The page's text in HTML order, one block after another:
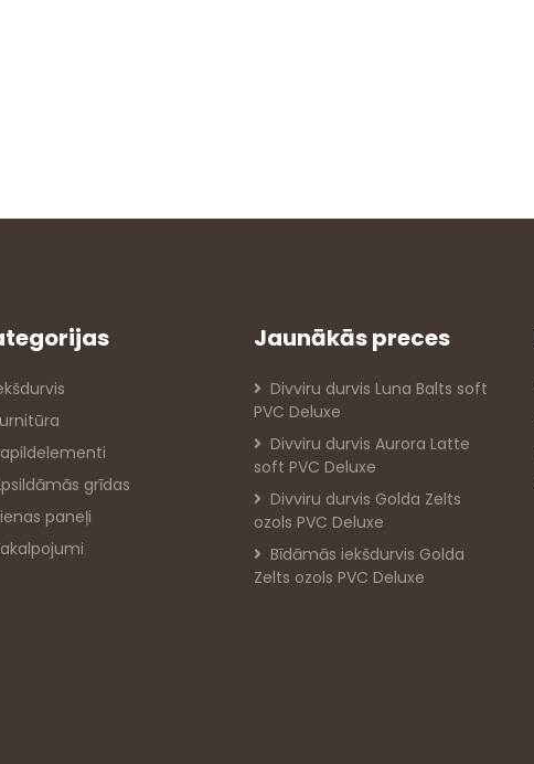
grīdas
paneļi
Jaunākās preces
Divviru durvis Luna Balts soft
PVC Deluxe
Divviru durvis Aurora Latte
soft PVC Deluxe
Divviru durvis Golda Zelts
ozols PVC Deluxe
Bīdāmās iekšdurvis Golda
Zelts ozols PVC Deluxe